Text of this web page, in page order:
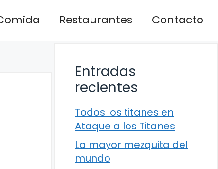
Restaurantes Contacto
Entradas
recientes
Todos los titanes en
Ataque a los Titanes
La mayor mezquita del
mundo